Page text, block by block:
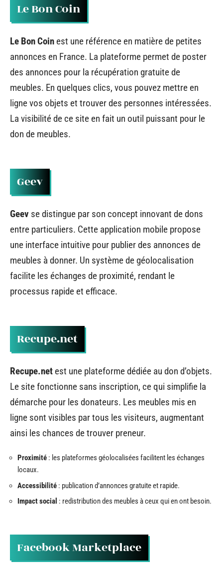
Le Bon Coin
Le Bon Coin est une référence en matière de petites
annonces en France. La plateforme permet de poster
des annonces pour la récupération gratuite de
meubles. En quelques clics, vous pouvez mettre en
ligne vos objets et trouver des personnes intéressées.
La visibilité de ce site en fait un outil puissant pour le
don de meubles.
Geev
Geev se distingue par son concept innovant de dons
entre particuliers. Cette application mobile propose
une interface intuitive pour publier des annonces de
meubles à donner. Un système de géolocalisation
facilite les échanges de proximité, rendant le
processus rapide et efficace.
Recupe.net
Recupe.net est une plateforme dédiée au don d’objets.
Le site fonctionne sans inscription, ce qui simplifie la
démarche pour les donateurs. Les meubles mis en
ligne sont visibles par tous les visiteurs, augmentant
ainsi les chances de trouver preneur.
Proximité : les plateformes géolocalisées facilitent les échanges
locaux.
Accessibilité : publication d’annonces gratuite et rapide.
Impact social : redistribution des meubles à ceux qui en ont besoin.
Facebook Marketplace